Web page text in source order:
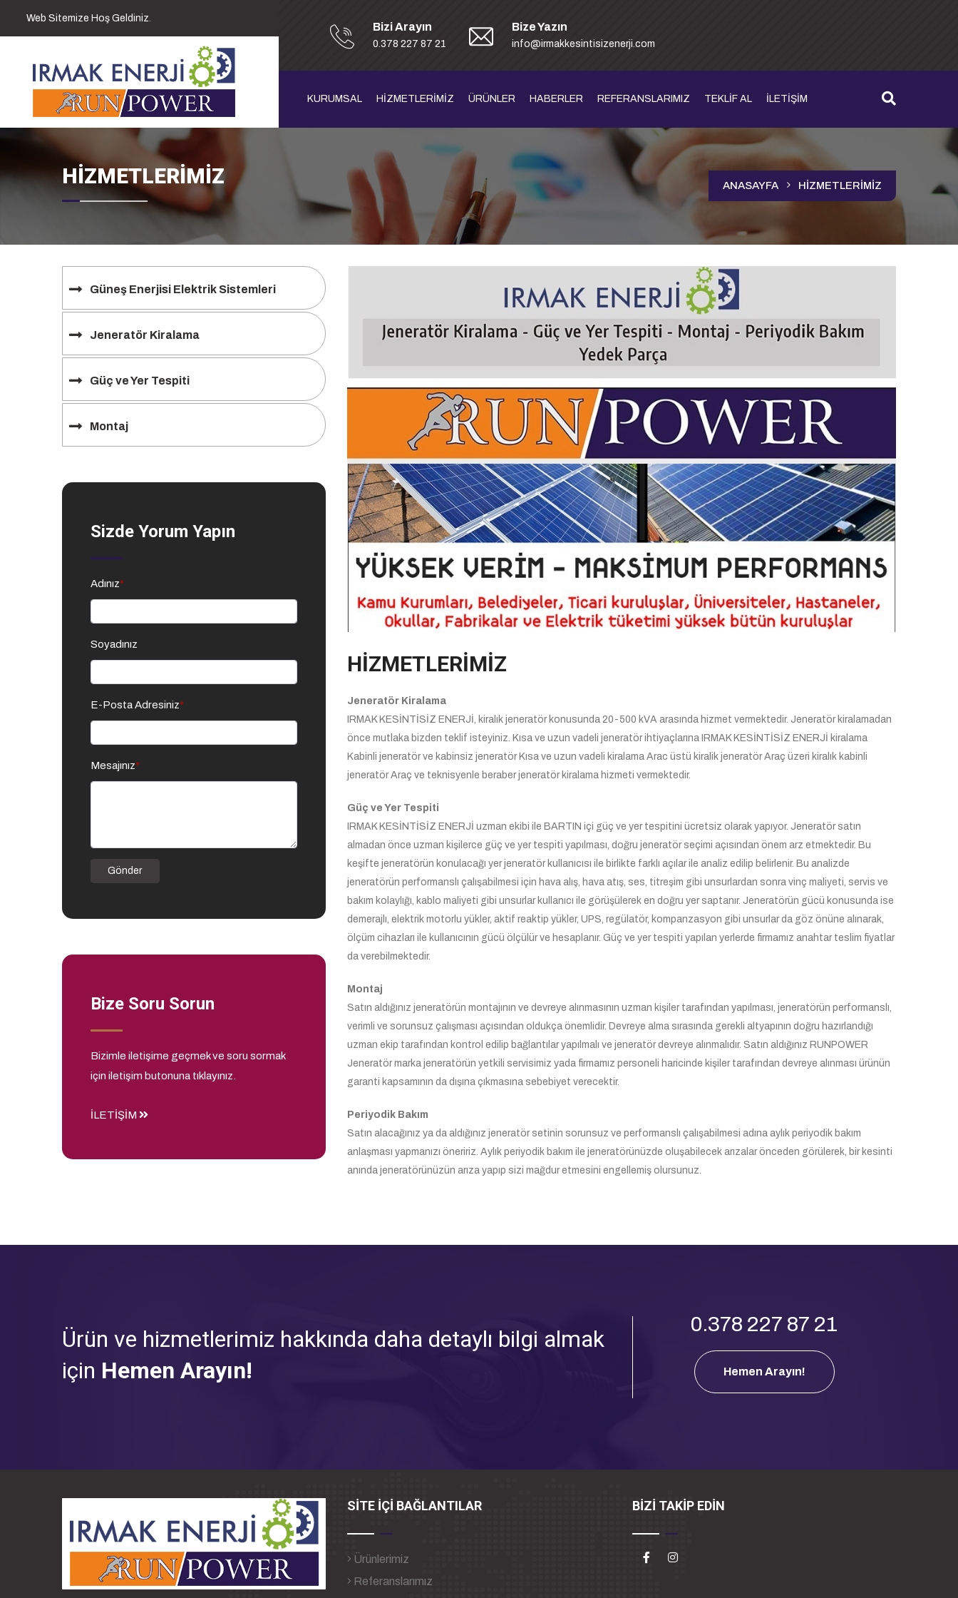
Web Sitemize Hoş Geldiniz.
Bizi Arayın
0.378 227 87 21
Bize Yazın
info@irmakkesintisizenerji.com
KURUMSAL HİZMETLERİMİZ ÜRÜNLER HABERLER REFERANSLARIMIZ TEKLİF AL İLETİŞİM
HİZMETLERİMİZ ANASAYFA HİZMETLERİMİZ
Güneş Enerjisi Elektrik Sistemleri
Jeneratör Kiralama
Güç ve Yer Tespiti
Montaj
Sizde Yorum Yapın
Adınız*
Soyadınız
E-Posta Adresiniz*
Mesajınız*
Gönder
Bize Soru Sorun
Bizimle iletişime geçmek ve soru sormak
için iletişim butonuna tıklayınız.
İLETİŞİM
HİZMETLERİMİZ
Jeneratör Kiralama
IRMAK KESİNTİSİZ ENERJİ, kiralık jeneratör konusunda 20-500 kVA arasında hizmet vermektedir. Jeneratör kiralamadan
önce mutlaka bizden teklif isteyiniz. Kısa ve uzun vadeli jeneratör ihtiyaçlarına IRMAK KESİNTİSİZ ENERJİ kiralama
Kabinli jeneratör ve kabinsiz jeneratör Kısa ve uzun vadeli kiralama Arac üstü kiralik jeneratör Araç üzeri kiralık kabinli
jeneratör Araç ve teknisyenle beraber jeneratör kiralama hizmeti vermektedir.
Güç ve Yer Tespiti
IRMAK KESİNTİSİZ ENERJİ uzman ekibi ile BARTIN içi güç ve yer tespitini ücretsiz olarak yapıyor. Jeneratör satın
almadan önce uzman kişilerce güç ve yer tespiti yapılması, doğru jeneratör seçimi açısından önem arz etmektedir. Bu
keşifte jeneratörün konulacağı yer jeneratör kullanıcısı ile birlikte farklı açılar ile analiz edilip belirlenir. Bu analizde
jeneratörün performanslı çalışabilmesi için hava alış, hava atış, ses, titreşim gibi unsurlardan sonra vinç maliyeti, servis ve
bakım kolaylığı, kablo maliyeti gibi unsurlar kullanıcı ile görüşülerek en doğru yer saptanır. Jeneratörün gücü konusunda ise
demerajlı, elektrik motorlu yükler, aktif reaktip yükler, UPS, regülatör, kompanzasyon gibi unsurlar da göz önüne alınarak,
ölçüm cihazları ile kullanıcının gücü ölçülür ve hesaplanır. Güç ve yer tespiti yapılan yerlerde firmamız anahtar teslim fiyatlar
da verebilmektedir.
Montaj
Satın aldığınız jeneratörün montajının ve devreye alınmasının uzman kişiler tarafından yapılması, jeneratörün performanslı,
verimli ve sorunsuz çalışması açısından oldukça önemlidir. Devreye alma sırasında gerekli altyapının doğru hazırlandığı
uzman ekip tarafından kontrol edilip bağlantılar yapılmalı ve jeneratör devreye alınmalıdır. Satın aldığınız RUNPOWER
Jeneratör marka jeneratörün yetkili servisimiz yada firmamız personeli haricinde kişiler tarafından devreye alınması ürünün
garanti kapsamının da dışına çıkmasına sebebiyet verecektir.
Periyodik Bakım
Satın alacağınız ya da aldığınız jeneratör setinin sorunsuz ve performanslı çalışabilmesi adına aylık periyodik bakım
anlaşması yapmanızı öneririz. Aylık periyodik bakım ile jeneratörünüzde oluşabilecek arızalar önceden görülerek, bir kesinti
anında jeneratörünüzün arıza yapıp sizi mağdur etmesini engellemiş olursunuz.
Ürün ve hizmetlerimiz hakkında daha detaylı bilgi almak
için Hemen Arayın!
0.378 227 87 21
Hemen Arayın!
SİTE İÇİ BAĞLANTILAR
Ürünlerimiz
Referanslarımız
BİZİ TAKİP EDİN